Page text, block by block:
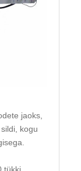
jaoks,
kogu